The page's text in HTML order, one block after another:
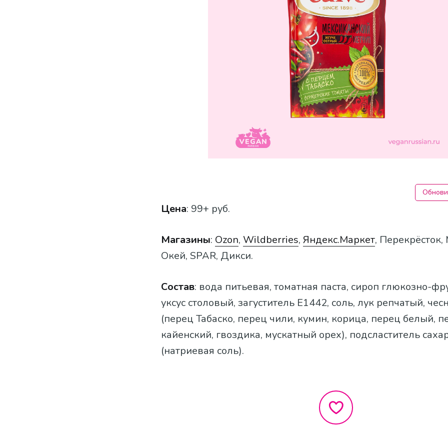
Цена: 99+ руб.
Магазины: Ozon, Wildberries, Яндекс.Маркет, Перекрёсток,
Окей, SPAR, Дикси.
Состав: вода питьевая, томатная паста, сироп глюкозно-
уксус столовый, загуститель E1442, соль, лук репчатый,
(перец Табаско, перец чили, кумин, корица, перец белый,
кайенский, гвоздика, мускатный орех), подсластитель
(натриевая соль).